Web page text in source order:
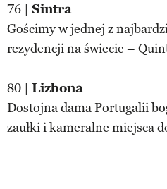
76 | Sintra
Gościmy w jednej z
rezydencji na świecie –
80 | Lizbona
Dostojna dama Portugalii
zaułki i kameralne miejsca